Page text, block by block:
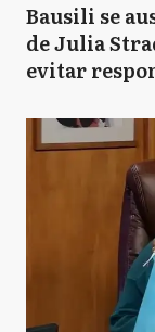
Bausili se
de Julia
evitar